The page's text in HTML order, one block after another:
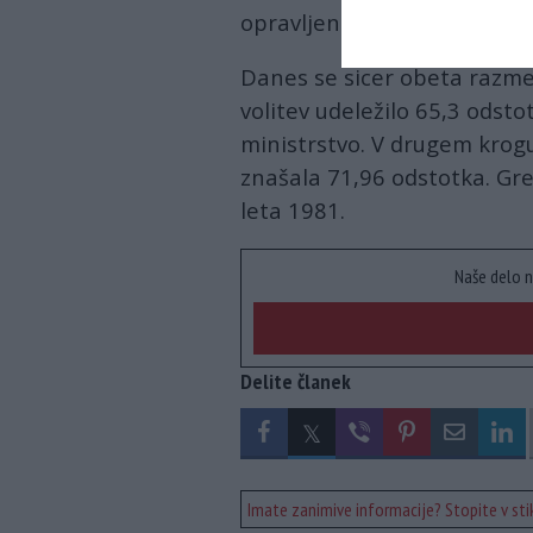
opravljene danes, ni pa
Danes se sicer obeta
volitev udeležilo 65,3
ministrstvo. V drugem
znašala 71,96 odstotka.
leta 1981.
Naše delo
Delite članek
Imate zanimive informacije? Stopite v